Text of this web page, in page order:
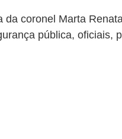
coronel Marta
pública, oficiais,